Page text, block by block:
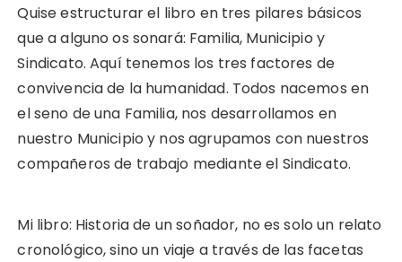
Quise estructurar el libro en tres pilares básicos
que a alguno os sonará: Familia, Municipio y
Sindicato. Aquí tenemos los tres factores de
convivencia de la humanidad. Todos nacemos en
el seno de una Familia, nos desarrollamos en
nuestro Municipio y nos agrupamos con nuestros
compañeros de trabajo mediante el Sindicato.
Mi libro: Historia de un soñador, no es solo un relato
cronológico, sino un viaje a través de las facetas